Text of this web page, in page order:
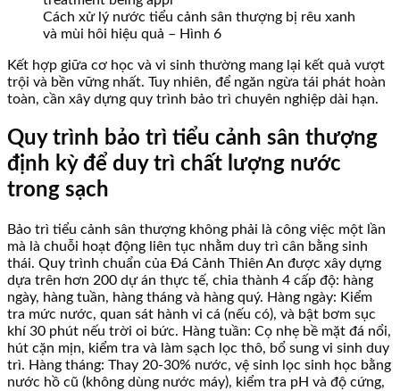
Cách xử lý nước tiểu cảnh sân thượng bị rêu xanh
và mùi hôi hiệu quả – Hình 6
Kết hợp giữa cơ học và vi sinh thường mang lại kết quả vượt
trội và bền vững nhất. Tuy nhiên, để ngăn ngừa tái phát hoàn
toàn, cần xây dựng quy trình bảo trì chuyên nghiệp dài hạn.
Quy trình bảo trì tiểu cảnh sân thượng
định kỳ để duy trì chất lượng nước
trong sạch
Bảo trì tiểu cảnh sân thượng không phải là công việc một lần
mà là chuỗi hoạt động liên tục nhằm duy trì cân bằng sinh
thái. Quy trình chuẩn của Đá Cảnh Thiên An được xây dựng
dựa trên hơn 200 dự án thực tế, chia thành 4 cấp độ: hàng
ngày, hàng tuần, hàng tháng và hàng quý. Hàng ngày: Kiểm
tra mức nước, quan sát hành vi cá (nếu có), và bật bơm sục
khí 30 phút nếu trời oi bức. Hàng tuần: Cọ nhẹ bề mặt đá nổi,
hút cặn mịn, kiểm tra và làm sạch lọc thô, bổ sung vi sinh duy
trì. Hàng tháng: Thay 20-30% nước, vệ sinh lọc sinh học bằng
nước hồ cũ (không dùng nước máy), kiểm tra pH và độ cứng,